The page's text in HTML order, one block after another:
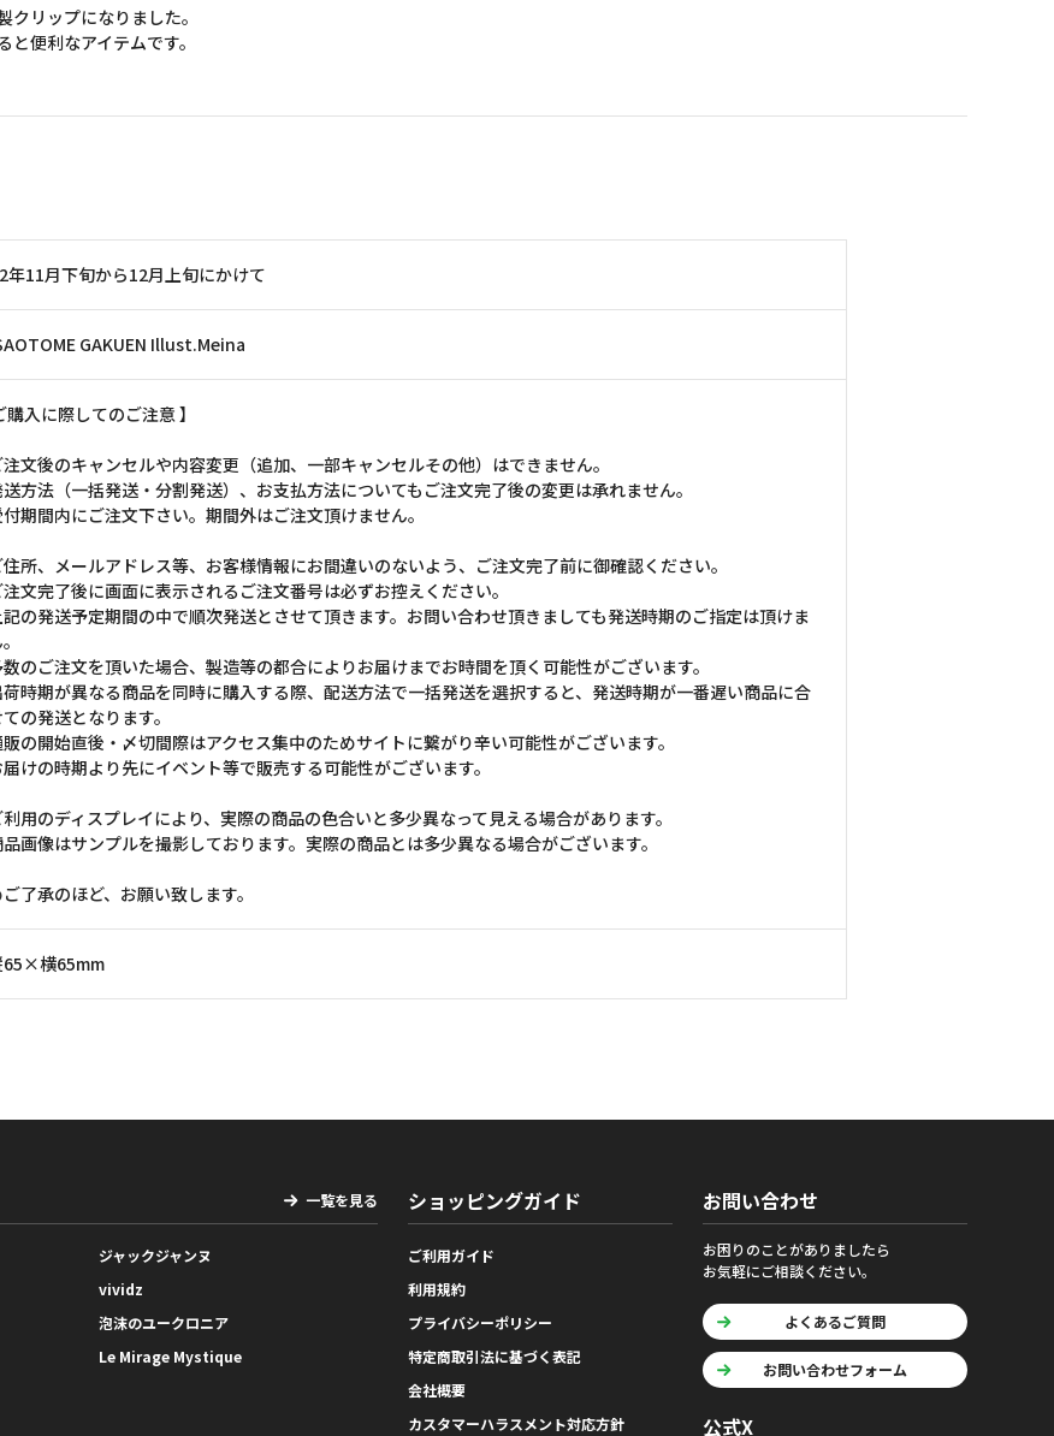
リップになりました。
便利なアイテムです。
年11月下旬から12月上旬にかけて
GAKUEN Illust.Meina
購入に際してのご注意 】
文後のキャンセルや内容変更（追加、一部キャンセルその他）はできません。
方法（一括発送・分割発送）、お支払方法についてもご注文完了後の変更は承れません。
期間内にご注文下さい。期間外はご注文頂けません。
所、メールアドレス等、お客様情報にお間違いのないよう、ご注文完了前に御確認ください。
文完了後に画面に表示されるご注文番号は必ずお控えください。
の発送予定期間の中で順次発送とさせて頂きます。お問い合わせ頂きましても発送時期のご指定は頂けま
のご注文を頂いた場合、製造等の都合によりお届けまでお時間を頂く可能性がございます。
時期が異なる商品を同時に購入する際、配送方法で一括発送を選択すると、発送時期が一番遅い商品に合
の発送となります。
の開始直後・〆切間際はアクセス集中のためサイトに繋がり辛い可能性がございます。
けの時期より先にイベント等で販売する可能性がございます。
用のディスプレイにより、実際の商品の色合いと多少異なって見える場合があります。
画像はサンプルを撮影しております。実際の商品とは多少異なる場合がございます。
了承のほど、お願い致します。
65×横65mm
一覧を見る
ジャックジャンヌ
vividz
泡沫のユークロニア
Le Mirage Mystique
ショッピングガイド
ご利用ガイド
利用規約
プライバシーポリシー
特定商取引法に基づく表記
会社概要
カスタマーハラスメント対応方針
お問い合わせ
お困りのことがありましたら
お気軽にご相談ください。
よくあるご質問
お問い合わせフォーム
公式X